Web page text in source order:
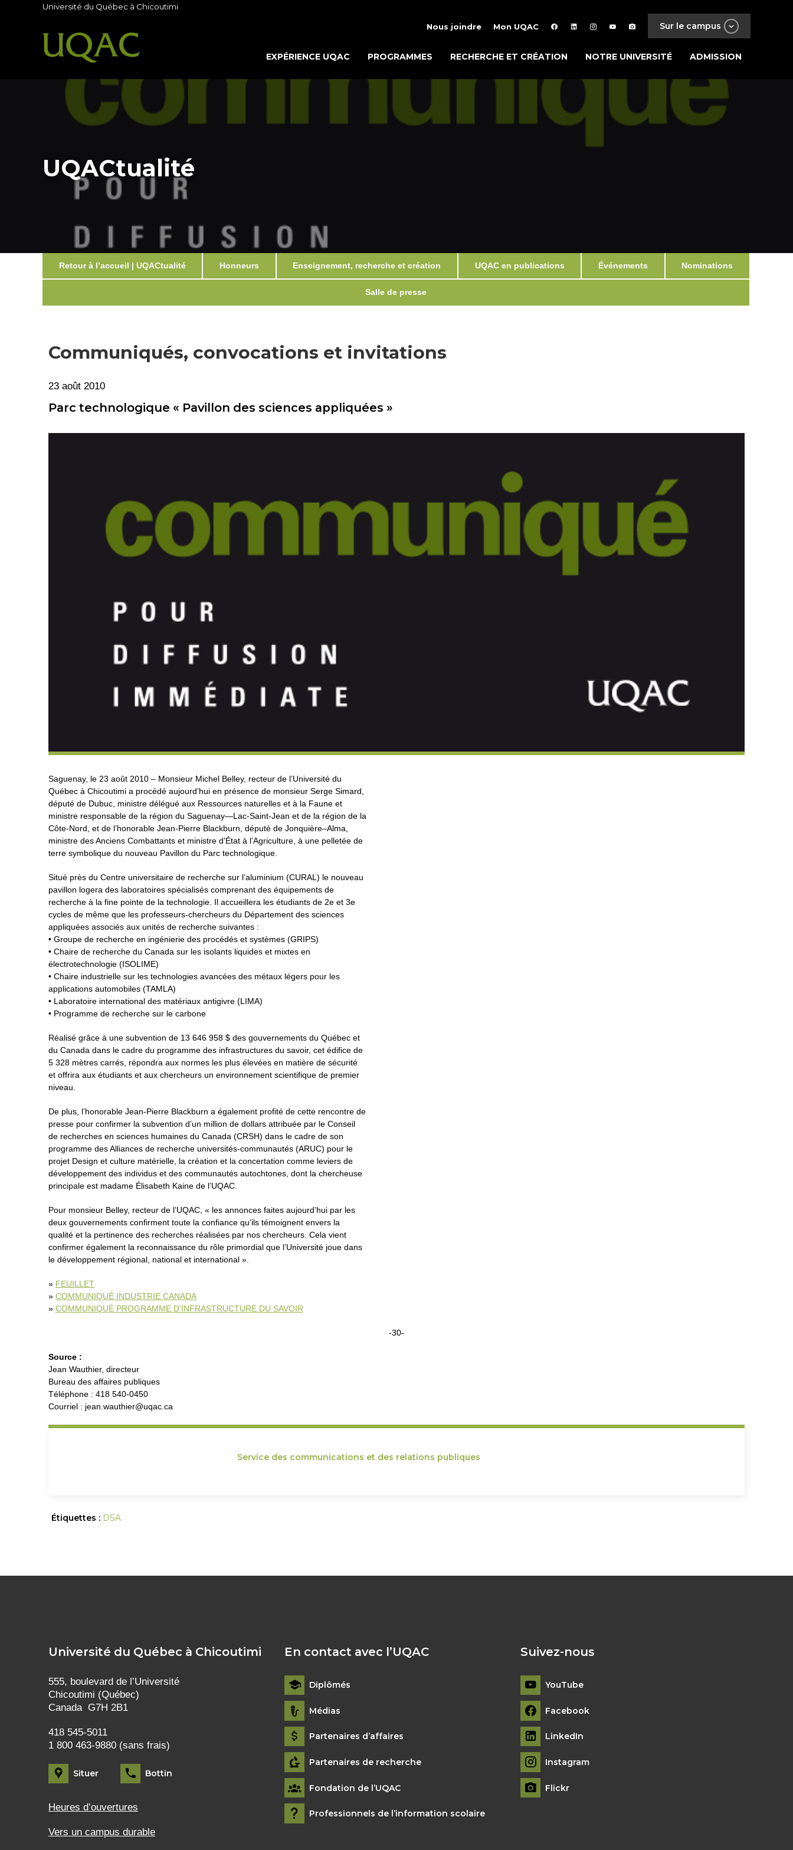
Université du Québec à Chicoutimi
Sur le campus
Nous joindre Mon UQAC
EXPÉRIENCE UQAC PROGRAMMES RECHERCHE ET CRÉATION NOTRE UNIVERSITÉ ADMISSION
UQACtualité
Retour à l’accueil | UQACtualité Honneurs Enseignement, recherche et création UQAC en publications Événements Nominations
Salle de presse
Communiqués, convocations et invitations
23 août 2010
Parc technologique « Pavillon des sciences appliquées »
Saguenay, le 23 août 2010 – Monsieur Michel Belley, recteur de l’Université du
Québec à Chicoutimi a procédé aujourd’hui en présence de monsieur Serge Simard,
député de Dubuc, ministre délégué aux Ressources naturelles et à la Faune et
ministre responsable de la région du Saguenay—Lac-Saint-Jean et de la région de la
Côte-Nord, et de l’honorable Jean-Pierre Blackburn, député de Jonquière–Alma,
ministre des Anciens Combattants et ministre d’État à l’Agriculture, à une pelletée de
terre symbolique du nouveau Pavillon du Parc technologique.
Situé près du Centre universitaire de recherche sur l’aluminium (CURAL) le nouveau
pavillon logera des laboratoires spécialisés comprenant des équipements de
recherche à la fine pointe de la technologie. Il accueillera les étudiants de 2e et 3e
cycles de même que les professeurs-chercheurs du Département des sciences
appliquées associés aux unités de recherche suivantes :
• Groupe de recherche en ingénierie des procédés et systèmes (GRIPS)
• Chaire de recherche du Canada sur les isolants liquides et mixtes en
électrotechnologie (ISOLIME)
• Chaire industrielle sur les technologies avancées des métaux légers pour les
applications automobiles (TAMLA)
• Laboratoire international des matériaux antigivre (LIMA)
• Programme de recherche sur le carbone
Réalisé grâce à une subvention de 13 646 958 $ des gouvernements du Québec et
du Canada dans le cadre du programme des infrastructures du savoir, cet édifice de
5 328 mètres carrés, répondra aux normes les plus élevées en matière de sécurité
et offrira aux étudiants et aux chercheurs un environnement scientifique de premier
niveau.
De plus, l’honorable Jean-Pierre Blackburn a également profité de cette rencontre de
presse pour confirmer la subvention d’un million de dollars attribuée par le Conseil
de recherches en sciences humaines du Canada (CRSH) dans le cadre de son
programme des Alliances de recherche universités-communautés (ARUC) pour le
projet Design et culture matérielle, la création et la concertation comme leviers de
développement des individus et des communautés autochtones, dont la chercheuse
principale est madame Élisabeth Kaine de l’UQAC.
Pour monsieur Belley, recteur de l’UQAC, « les annonces faites aujourd’hui par les
deux gouvernements confirment toute la confiance qu’ils témoignent envers la
qualité et la pertinence des recherches réalisées par nos chercheurs. Cela vient
confirmer également la reconnaissance du rôle primordial que l’Université joue dans
le développement régional, national et international ».
» FEUILLET
» COMMUNIQUÉ INDUSTRIE CANADA
» COMMUNIQUÉ PROGRAMME D’INFRASTRUCTURE DU SAVOIR
-30-
Source :
Jean Wauthier, directeur
Bureau des affaires publiques
Téléphone : 418 540-0450
Courriel : jean.wauthier@uqac.ca
Service des communications et des relations publiques
Étiquettes : DSA
Université du Québec à Chicoutimi
555, boulevard de l’Université
Chicoutimi (Québec)
Canada G7H 2B1
418 545-5011
1 800 463-9880 (sans frais)
Situer Bottin
Heures d’ouvertures
Vers un campus durable
En contact avec l’UQAC
Diplômés
Médias
Partenaires d’affaires
Partenaires de recherche
Fondation de l’UQAC
Professionnels de l’information scolaire
Suivez-nous
YouTube
Facebook
LinkedIn
Instagram
Flickr